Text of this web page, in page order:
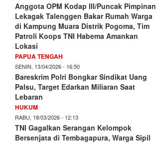
Anggota OPM Kodap III/Puncak Pimpinan
Lekagak Talenggen Bakar Rumah Warga
di Kampung Muara Distrik Pogoma, Tim
Patroli Koops TNI Habema Amankan
Lokasi
PAPUA TENGAH
SENIN, 13/04/2026 - 16:50
Bareskrim Polri Bongkar Sindikat Uang
Palsu, Target Edarkan Miliaran Saat
Lebaran
HUKUM
RABU, 18/03/2026 - 12:13
TNI Gagalkan Serangan Kelompok
Bersenjata di Tembagapura, Warga Sipil